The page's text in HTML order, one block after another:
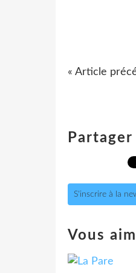
« Article
S'inscrire à la
Vous